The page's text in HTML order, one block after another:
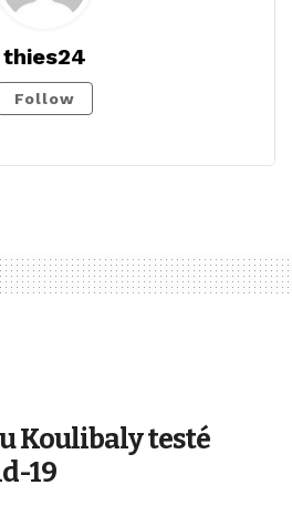
thies24
Follow
Koulibaly testé
19